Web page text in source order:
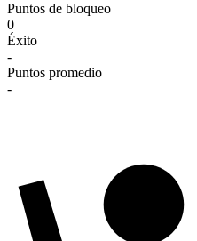
Puntos de bloqueo
0
Éxito
-
Puntos promedio
-